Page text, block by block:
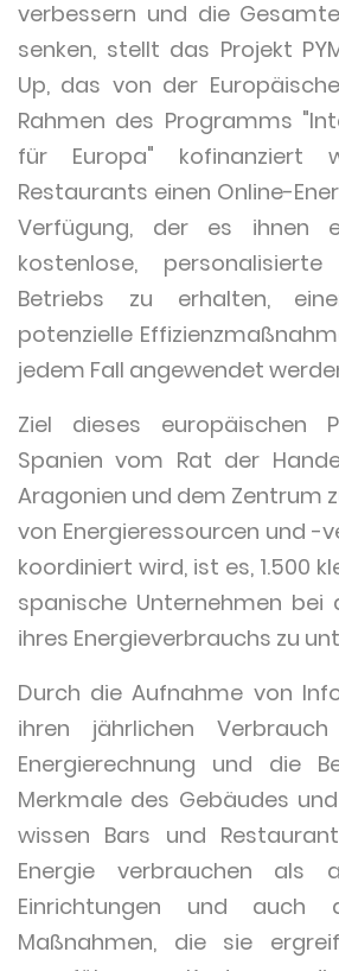
verbessern und die
senken, stellt das Projekt
Up, das von der
Rahmen des Programms
für Europa" kofinanziert
Restaurants einen Online-
Verfügung, der es ihnen
kostenlose,
Betriebs zu erhalten,
potenzielle
jedem Fall angewendet
Ziel dieses europäischen
Spanien vom Rat der
Aragonien und dem Zentrum
von Energieressourcen und -
koordiniert wird, ist es, 1.500
spanische Unternehmen bei
ihres Energieverbrauchs zu
Durch die Aufnahme von
ihren jährlichen
Energierechnung und die
Merkmale des Gebäudes
wissen Bars und
Energie verbrauchen als
Einrichtungen und auch
Maßnahmen, die sie